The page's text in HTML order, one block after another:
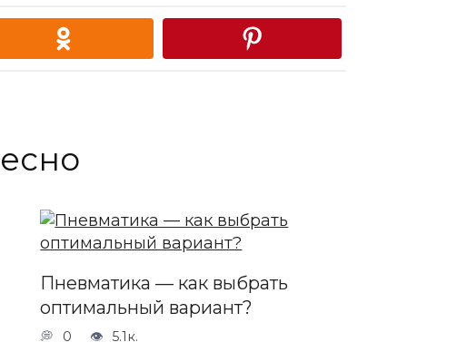
Пневматика — как выбрать
оптимальный вариант?
0 5.1к.